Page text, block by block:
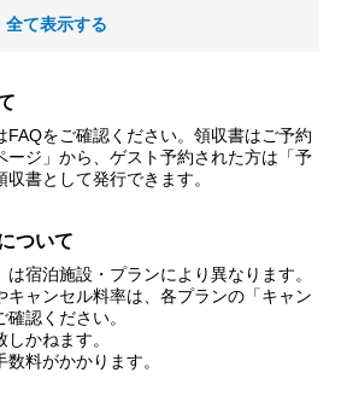
全て表示する
FAQをご確認ください。領収書はご予約
ージ」から、ゲスト予約された方は「予
書として発行できます。
ついて
宿泊施設・プランにより異なります。
キャンセル料率は、各プランの「キャン
認ください。
かねます。
料がかかります。